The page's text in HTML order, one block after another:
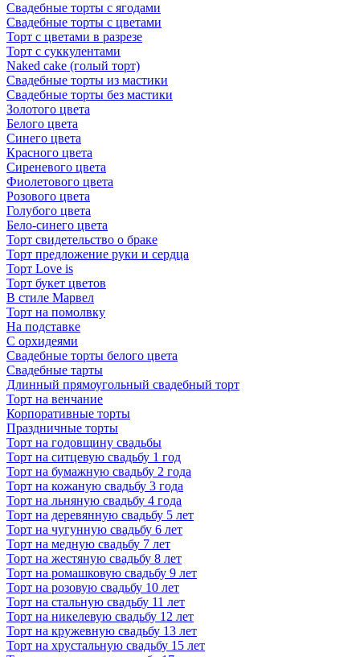
Свадебные торты с ягодами
Свадебные торты с цветами
Торт с цветами в разрезе
Торт с суккулентами
Naked cake (голый торт)
Свадебные торты из мастики
Свадебные торты без мастики
Золотого цвета
Белого цвета
Синего цвета
Красного цвета
Сиреневого цвета
Фиолетового цвета
Розового цвета
Голубого цвета
Бело-синего цвета
Торт свидетельство о браке
Торт предложение руки и сердца
Торт Love is
Торт букет цветов
В стиле Марвел
Торт на помолвку
На подставке
С орхидеями
Свадебные торты белого цвета
Свадебные тарты
Длинный прямоугольный свадебный торт
Торт на венчание
Корпоративные торты
Праздничные торты
Торт на годовщину свадьбы
Торт на ситцевую свадьбу 1 год
Торт на бумажную свадьбу 2 года
Торт на кожаную свадьбу 3 года
Торт на льняную свадьбу 4 года
Торт на деревянную свадьбу 5 лет
Торт на чугунную свадьбу 6 лет
Торт на медную свадьбу 7 лет
Торт на жестяную свадьбу 8 лет
Торт на ромашковую свадьбу 9 лет
Торт на розовую свадьбу 10 лет
Торт на стальную свадьбу 11 лет
Торт на никелевую свадьбу 12 лет
Торт на кружевную свадьбу 13 лет
Торт на хрустальную свадьбу 15 лет